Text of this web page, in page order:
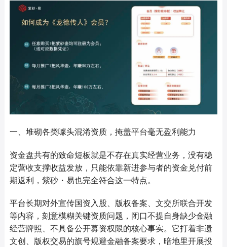
一、堆砌各类噱头混淆资质，掩盖平台毫无盈利能力
资金盘共有的致命短板就是不存在真实经营业务，没有稳
定营收支撑收益发放，只能依靠新进参与者的资金兑付前
期返利，紫砂・易也完全符合这一特点。
平台长期对外宣传国资入股、版权备案、文交所联合开发
等内容，刻意模糊关键资质问题，闭口不提自身缺少金融
经营牌照、不具备公开募资权限的核心事实。它打着非遗
文创、版权交易的旗号规避金融备案要求，暗地里开展投